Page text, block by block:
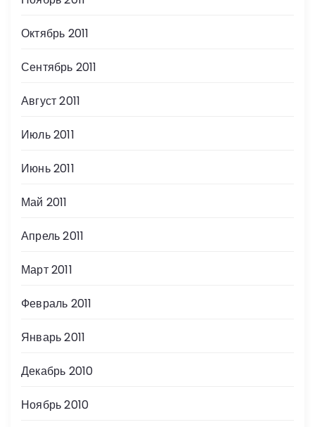
Октябрь 2011
Сентябрь 2011
Август 2011
Июль 2011
Июнь 2011
Май 2011
Апрель 2011
Март 2011
Февраль 2011
Январь 2011
Декабрь 2010
Ноябрь 2010